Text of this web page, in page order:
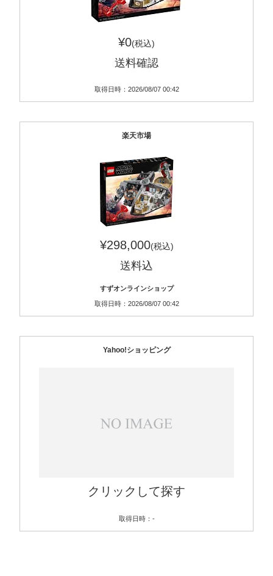
¥0(税込)
送料確認
取得日時：2026/08/07 00:42
楽天市場
¥298,000(税込)
送料込
すずオンラインショップ
取得日時：2026/08/07 00:42
Yahoo!ショッピング
クリックして探す
取得日時：-